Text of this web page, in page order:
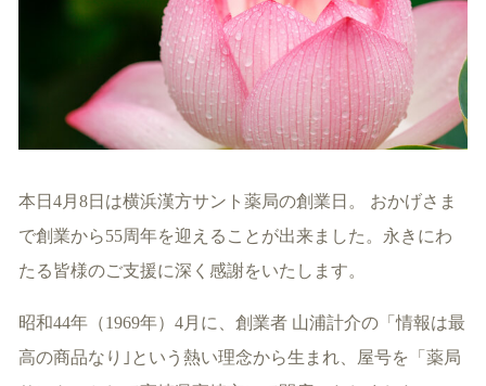
本日4月8日は横浜漢方サント薬局の創業日。 おかげさま
で創業から55周年を迎えることが出来ました。永きにわ
たる皆様のご支援に深く感謝をいたします。
昭和44年（1969年）4月に、創業者 山浦計介の「情報は最
高の商品なり｣という熱い理念から生まれ、屋号を「薬局